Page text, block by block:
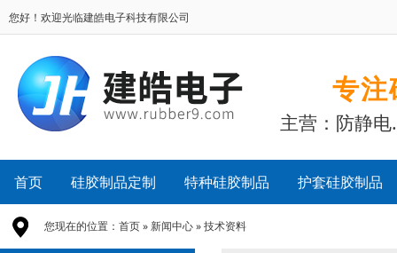
您好！欢迎光临建皓电子科技有限公司
专注
主营：防静
首页 硅胶制品定制 特种硅胶制品 护套硅胶制品
您现在的位置： 首页» 新闻中心»技术资料